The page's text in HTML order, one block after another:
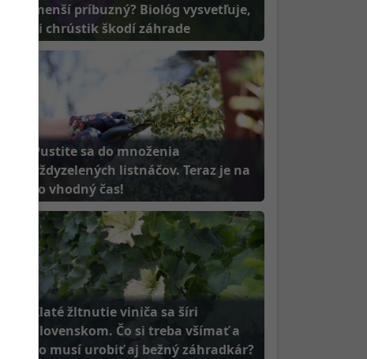
menší príbuzný? Biológ vysvetľuje,
či chrústik škodí záhrade
Pustite sa do množenia
vždyzelených listnáčov. Teraz je na
to vhodný čas!
Zlaté žltnutie viniča sa šíri
Slovenskom. Čo si treba všímať a
čo musí urobiť aj bežný záhradkár?